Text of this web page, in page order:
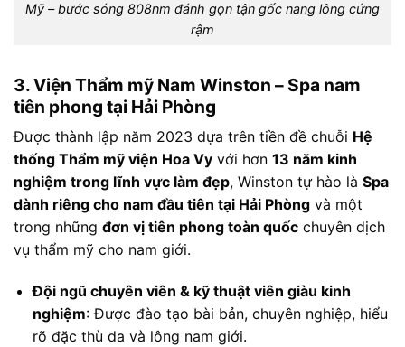
Mỹ – bước sóng 808nm đánh gọn tận gốc nang lông cứng
rậm
3. Viện Thẩm mỹ Nam Winston – Spa nam
tiên phong tại Hải Phòng
Được thành lập năm 2023 dựa trên tiền đề chuỗi Hệ
thống Thẩm mỹ viện Hoa Vy với hơn 13 năm kinh
nghiệm trong lĩnh vực làm đẹp, Winston tự hào là Spa
dành riêng cho nam đầu tiên tại Hải Phòng và một
trong những đơn vị tiên phong toàn quốc chuyên dịch
vụ thẩm mỹ cho nam giới.
Đội ngũ chuyên viên & kỹ thuật viên giàu kinh
nghiệm: Được đào tạo bài bản, chuyên nghiệp, hiểu
rõ đặc thù da và lông nam giới.